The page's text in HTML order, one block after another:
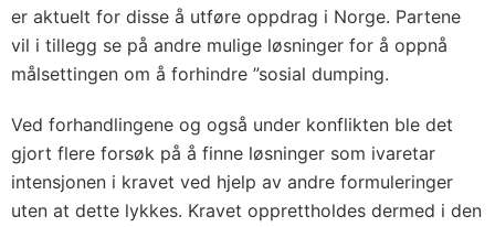
er aktuelt for disse å utføre oppdrag i Norge. Partene
vil i tillegg se på andre mulige løsninger for å oppnå
målsettingen om å forhindre ”sosial dumping.
Ved forhandlingene og også under konflikten ble det
gjort flere forsøk på å finne løsninger som ivaretar
intensjonen i kravet ved hjelp av andre formuleringer
uten at dette lykkes. Kravet opprettholdes dermed i den